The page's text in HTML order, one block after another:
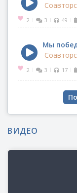
2 | 3 | 49 |
Мы
2 | 3 | 17 |
ВИДЕО